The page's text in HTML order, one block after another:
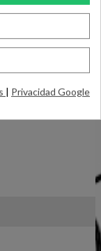
| Privacidad Google